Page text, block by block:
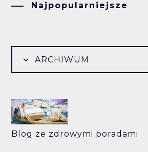
Najpopularniejsze
ARCHIWUM
Blog ze zdrowymi poradami